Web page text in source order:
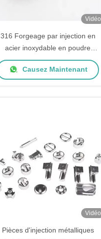
Vidéo
316 Forgeage par injection en
acier inoxydable en poudre
métallurgique Mim Forgeage
par injection
Causez Maintenant
Vidéo
Pièces d'injection métalliques